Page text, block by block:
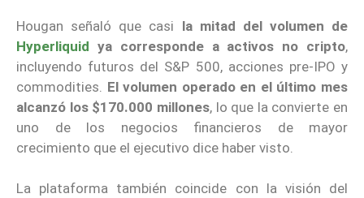
Hougan señaló que casi la mitad del volumen de
Hyperliquid ya corresponde a activos no cripto,
incluyendo futuros del S&P 500, acciones pre-IPO y
commodities. El volumen operado en el último mes
alcanzó los $170.000 millones, lo que la convierte en
uno de los negocios financieros de mayor
crecimiento que el ejecutivo dice haber visto.
La plataforma también coincide con la visión del